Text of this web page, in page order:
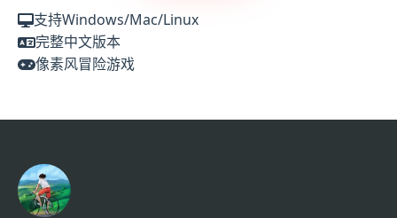
支持Windows/Mac/Linux
完整中文版本
像素风冒险游戏